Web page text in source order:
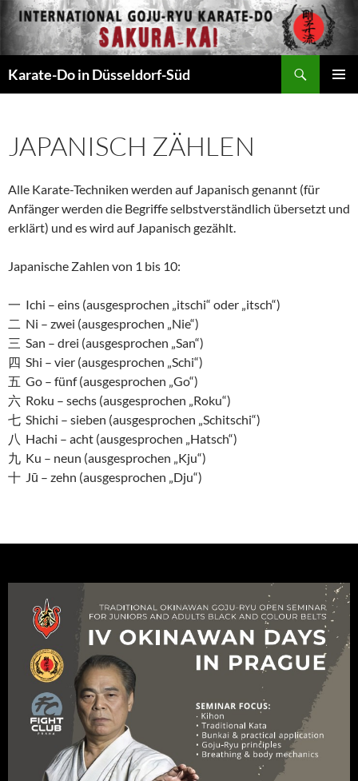
Zum
Inhalt
springen
Karate-Do in Düsseldorf-Süd
JAPANISCH ZÄHLEN
Alle Karate-Techniken werden auf Japanisch genannt (für
Anfänger werden die Begriffe selbstverständlich übersetzt und
erklärt) und es wird auf Japanisch gezählt.
Japanische Zahlen von 1 bis 10:
一 Ichi – eins (ausgesprochen „itschi“ oder „itsch“)
二 Ni – zwei (ausgesprochen „Nie“)
三 San – drei (ausgesprochen „San“)
四 Shi – vier (ausgesprochen „Schi“)
五 Go – fünf (ausgesprochen „Go“)
六 Roku – sechs (ausgesprochen „Roku“)
七 Shichi – sieben (ausgesprochen „Schitschi“)
八 Hachi – acht (ausgesprochen „Hatsch“)
九 Ku – neun (ausgesprochen „Kju“)
十 Jū – zehn (ausgesprochen „Dju“)